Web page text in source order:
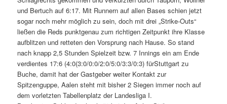
und Bertuch auf 6:17. Mit Runnern auf allen Bases schien jetzt
sogar noch mehr möglich zu sein, doch mit drei „Strike-Outs“
ließen die Reds punktgenau zum richtigen Zeitpunkt ihre Klasse
aufblitzen und retteten den Vorsprung nach Hause. So stand
nach knapp 2,5 Stunden Spielzeit bzw. 7 Innings ein am Ende
verdientes 17:6 (4:0(3:0/0:0/2:0/5:0/3:3/0:3) fürStuttgart zu
Buche, damit hat der Gastgeber weiter Kontakt zur
Spitzenguppe, Aalen steht mit bisher 2 Siegen immer noch auf
dem vorletzten Tabellenplatz der Landesliga I.